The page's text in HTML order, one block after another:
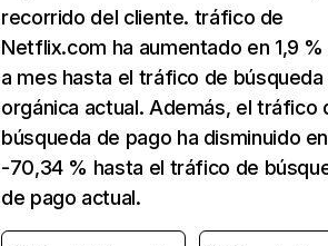
recorrido del cliente. tráfico de
Netflix.com ha aumentado en 1,9
a mes hasta el tráfico de búsqueda
orgánica actual. Además, el tráfico
búsqueda de pago ha disminuido en
-70,34 % hasta el tráfico de
de pago actual.